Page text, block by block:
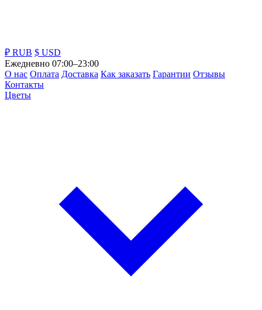
₽ RUB $ USD
Ежедневно 07:00–23:00
О нас Оплата Доставка Как заказать Гарантии Отзывы
Контакты
Цветы